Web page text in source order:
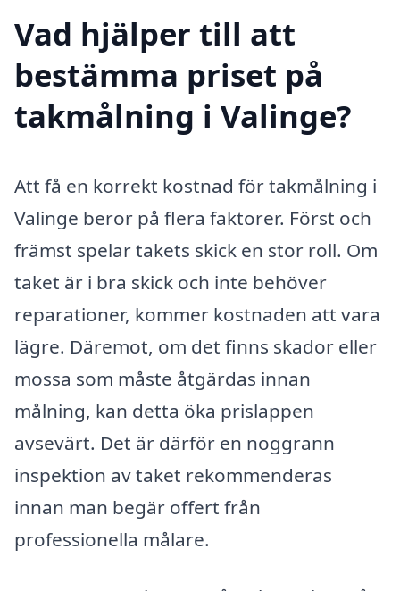
Vad hjälper till att
bestämma priset på
takmålning i Valinge?
Att få en korrekt kostnad för takmålning i
Valinge beror på flera faktorer. Först och
främst spelar takets skick en stor roll. Om
taket är i bra skick och inte behöver
reparationer, kommer kostnaden att vara
lägre. Däremot, om det finns skador eller
mossa som måste åtgärdas innan
målning, kan detta öka prislappen
avsevärt. Det är därför en noggrann
inspektion av taket rekommenderas
innan man begär offert från
professionella målare.